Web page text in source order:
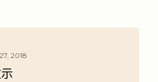
2018